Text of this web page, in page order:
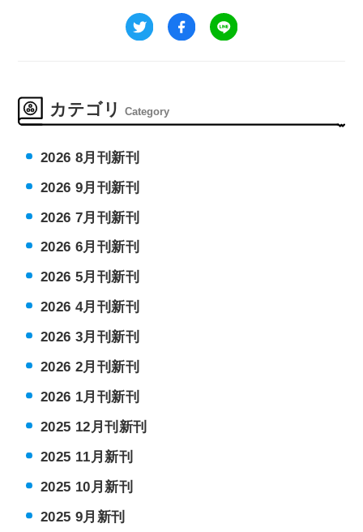
カテゴリ Category
2026 8月刊新刊
2026 9月刊新刊
2026 7月刊新刊
2026 6月刊新刊
2026 5月刊新刊
2026 4月刊新刊
2026 3月刊新刊
2026 2月刊新刊
2026 1月刊新刊
2025 12月刊新刊
2025 11月新刊
2025 10月新刊
2025 9月新刊